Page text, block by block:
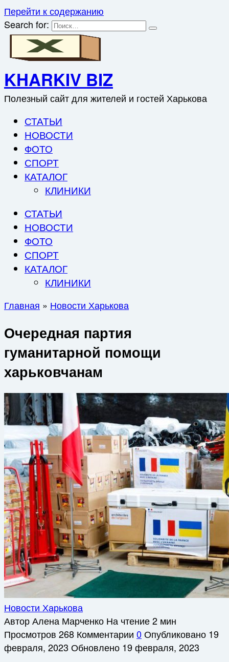
Перейти к содержанию
Search for:
KHARKIV BIZ
Полезный сайт для жителей и гостей Харькова
СТАТЬИ
НОВОСТИ
ФОТО
СПОРТ
КАТАЛОГ
КЛИНИКИ
СТАТЬИ
НОВОСТИ
ФОТО
СПОРТ
КАТАЛОГ
КЛИНИКИ
Главная » Новости Харькова
Очередная партия
гуманитарной помощи
харьковчанам
Новости Харькова
АвторАлена Марченко На чтение2 мин
Просмотров 268 Комментарии 0Опубликовано 19
февраля, 2023 Обновлено 19 февраля, 2023